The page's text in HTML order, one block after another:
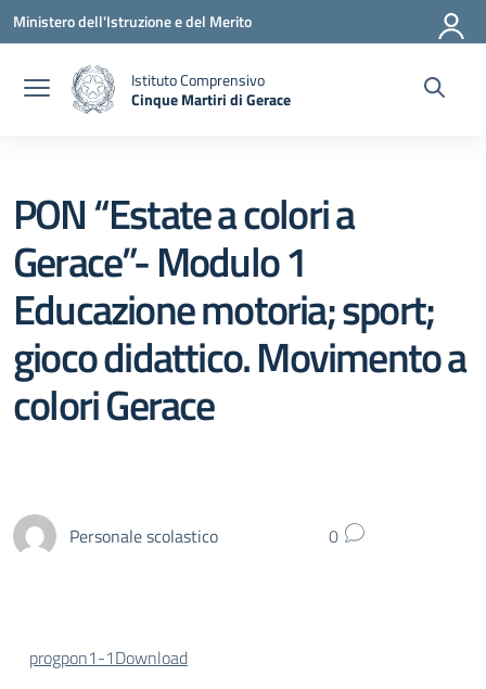
Vai ai contenuti
Vai al menu di navigazione
Vai al footer
Ministero dell'Istruzione e del Merito
Istituto Comprensivo
Cinque Martiri di Gerace
PON “Estate a colori a
Gerace”- Modulo 1
Educazione motoria; sport;
gioco didattico. Movimento a
colori Gerace
Personale scolastico 0
progpon1-1Download